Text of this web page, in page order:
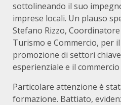
sottolineando il suo
imprese locali. Un plauso
Stefano Rizzo,
Turismo e Commercio, per
promozione di settori
esperienziale e il
Particolare attenzione è
formazione. Battiato,